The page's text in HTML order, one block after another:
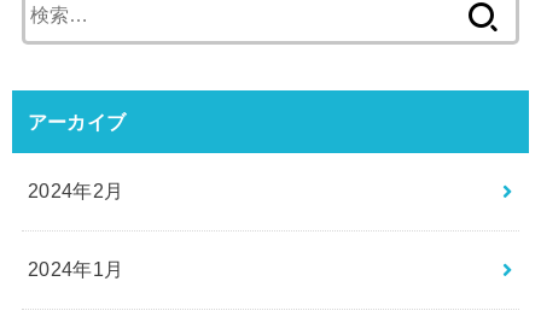
索:
アーカイブ
2024年2月
2024年1月